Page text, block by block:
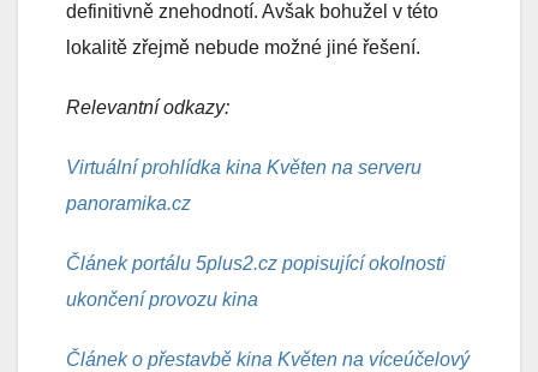
definitivně znehodnotí. Avšak bohužel v této
lokalitě zřejmě nebude možné jiné řešení.
Relevantní odkazy:
Virtuální prohlídka kina Květen na serveru
panoramika.cz
Článek portálu 5plus2.cz popisující okolnosti
ukončení provozu kina
Článek o přestavbě kina Květen na víceúčelový